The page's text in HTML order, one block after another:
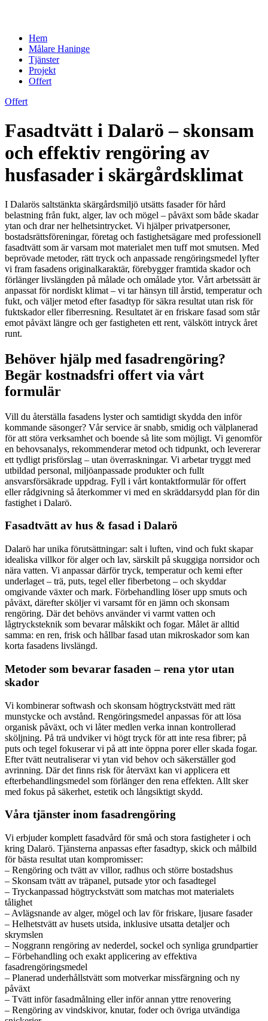
Hem
Målare Haninge
Tjänster
Projekt
Offert
Offert
Fasadtvätt i Dalarö – skonsam
och effektiv rengöring av
husfasader i skärgårdsklimat
I Dalarös saltstänkta skärgårdsmiljö utsätts fasader för hård
belastning från fukt, alger, lav och mögel – påväxt som både skadar
ytan och drar ner helhetsintrycket. Vi hjälper privatpersoner,
bostadsrättsföreningar, företag och fastighetsägare med professionell
fasadtvätt som är varsam mot materialet men tuff mot smutsen. Med
beprövade metoder, rätt tryck och anpassade rengöringsmedel lyfter
vi fram fasadens originalkaraktär, förebygger framtida skador och
förlänger livslängden på målade och omålade ytor. Vårt arbetssätt är
anpassat för nordiskt klimat – vi tar hänsyn till årstid, temperatur och
fukt, och väljer metod efter fasadtyp för säkra resultat utan risk för
fuktskador eller fiberresning. Resultatet är en friskare fasad som står
emot påväxt längre och ger fastigheten ett rent, välskött intryck året
runt.
Behöver hjälp med fasadrengöring?
Begär kostnadsfri offert via vårt
formulär
Vill du återställa fasadens lyster och samtidigt skydda den inför
kommande säsonger? Vår service är snabb, smidig och välplanerad
för att störa verksamhet och boende så lite som möjligt. Vi genomför
en behovsanalys, rekommenderar metod och tidpunkt, och levererar
ett tydligt prisförslag – utan överraskningar. Vi arbetar tryggt med
utbildad personal, miljöanpassade produkter och fullt
ansvarsförsäkrade uppdrag. Fyll i vårt kontaktformulär för offert
eller rådgivning så återkommer vi med en skräddarsydd plan för din
fastighet i Dalarö.
Fasadtvätt av hus & fasad i Dalarö
Dalarö har unika förutsättningar: salt i luften, vind och fukt skapar
idealiska villkor för alger och lav, särskilt på skuggiga norrsidor och
nära vatten. Vi anpassar därför tryck, temperatur och kemi efter
underlaget – trä, puts, tegel eller fiberbetong – och skyddar
omgivande växter och mark. Förbehandling löser upp smuts och
påväxt, därefter sköljer vi varsamt för en jämn och skonsam
rengöring. Där det behövs använder vi varmt vatten och
lågtrycksteknik som bevarar målskikt och fogar. Målet är alltid
samma: en ren, frisk och hållbar fasad utan mikroskador som kan
korta fasadens livslängd.
Metoder som bevarar fasaden – rena ytor utan
skador
Vi kombinerar softwash och skonsam högtryckstvätt med rätt
munstycke och avstånd. Rengöringsmedel anpassas för att lösa
organisk påväxt, och vi låter medlen verka innan kontrollerad
sköljning. På trä undviker vi högt tryck för att inte resa fibrer; på
puts och tegel fokuserar vi på att inte öppna porer eller skada fogar.
Efter tvätt neutraliserar vi ytan vid behov och säkerställer god
avrinning. Där det finns risk för återväxt kan vi applicera ett
efterbehandlingsmedel som förlänger den rena effekten. Allt sker
med fokus på säkerhet, estetik och långsiktigt skydd.
Våra tjänster inom fasadrengöring
Vi erbjuder komplett fasadvård för små och stora fastigheter i och
kring Dalarö. Tjänsterna anpassas efter fasadtyp, skick och målbild
för bästa resultat utan kompromisser:
– Rengöring och tvätt av villor, radhus och större bostadshus
– Skonsam tvätt av träpanel, putsade ytor och fasadtegel
– Tryckanpassad högtryckstvätt som matchas mot materialets
tålighet
– Avlägsnande av alger, mögel och lav för friskare, ljusare fasader
– Helhetstvätt av husets utsida, inklusive utsatta detaljer och
skrymslen
– Noggrann rengöring av nederdel, sockel och synliga grundpartier
– Förbehandling och exakt applicering av effektiva
fasadrengöringsmedel
– Planerad underhållstvätt som motverkar missfärgning och ny
påväxt
– Tvätt inför fasadmålning eller inför annan yttre renovering
– Rengöring av vindskivor, knutar, foder och övriga utvändiga